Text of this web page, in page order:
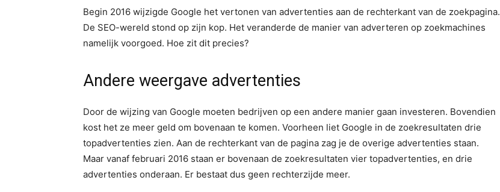
Begin 2016 wijzigde Google het vertonen van advertenties aan de rechterkant van de zoekpagina.
De SEO-wereld stond op zijn kop. Het veranderde de manier van adverteren op zoekmachines
namelijk voorgoed. Hoe zit dit precies?
Andere weergave advertenties
Door de wijzing van Google moeten bedrijven op een andere manier gaan investeren. Bovendien
kost het ze meer geld om bovenaan te komen. Voorheen liet Google in de zoekresultaten drie
topadvertenties zien. Aan de rechterkant van de pagina zag je de overige advertenties staan.
Maar vanaf februari 2016 staan er bovenaan de zoekresultaten vier topadvertenties, en drie
advertenties onderaan. Er bestaat dus geen rechterzijde meer.